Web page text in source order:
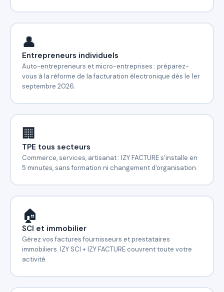
👤
Entrepreneurs individuels
Auto-entrepreneurs et micro-entreprises : préparez-
vous à la réforme de la facturation électronique dès le 1er
septembre 2026.
🏢
TPE tous secteurs
Commerce, services, artisanat : IZY FACTURE s'installe en
5 minutes, sans formation ni changement d'organisation.
🏠
SCI et immobilier
Gérez vos factures fournisseurs et prestataires
immobiliers. IZY SCI + IZY FACTURE couvrent toute votre
activité.